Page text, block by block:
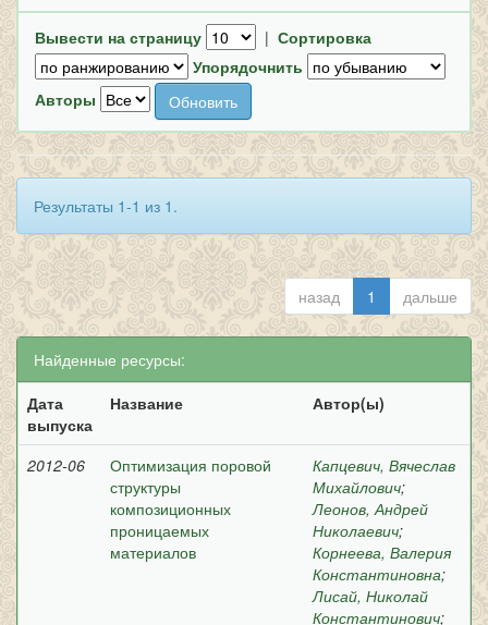
Вывести на страницу | Сортировка
Упорядочнить
Авторы
Результаты 1-1 из 1.
назад 1 дальше
Найденные ресурсы:
Дата
выпуска
Название Автор(ы)
2012-06
Оптимизация поровой
структуры
композиционных
проницаемых
материалов
Капцевич, Вячеслав
Михайлович;
Леонов, Андрей
Николаевич;
Корнеева, Валерия
Константиновна;
Лисай, Николай
Константинович;